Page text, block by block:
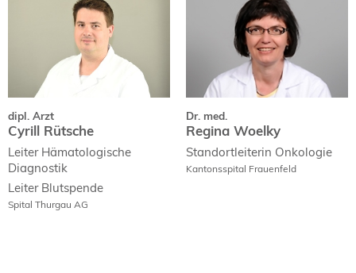
dipl. Arzt
Cyrill Rütsche
Leiter Hämatologische
Diagnostik
Leiter Blutspende
Spital Thurgau AG
Cyrill Rütsche
Curriculum Vitae
Dr. med.
Regina Woelky
Standortleiterin Onkologie
Kantonsspital Frauenfeld
Regina Woelky